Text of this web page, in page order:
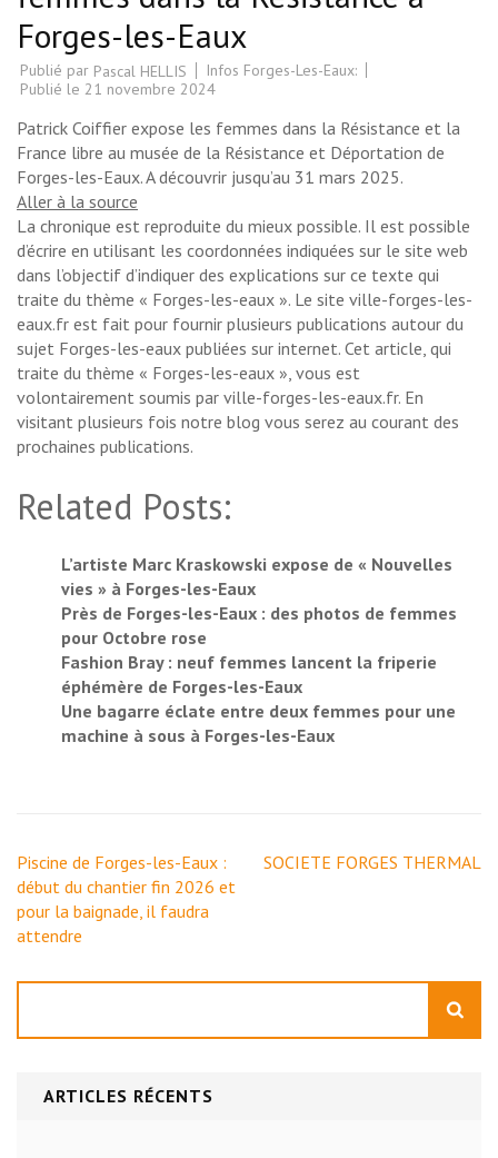
Forges-les-Eaux
Publié par Pascal HELLIS
Infos Forges-Les-Eaux:
Publié le 21 novembre 2024
Patrick Coiffier expose les femmes dans la Résistance et la
France libre au musée de la Résistance et Déportation de
Forges-les-Eaux. A découvrir jusqu’au 31 mars 2025.
Aller à la source
La chronique est reproduite du mieux possible. Il est possible
d’écrire en utilisant les coordonnées indiquées sur le site web
dans l’objectif d’indiquer des explications sur ce texte qui
traite du thème « Forges-les-eaux ». Le site ville-forges-les-
eaux.fr est fait pour fournir plusieurs publications autour du
sujet Forges-les-eaux publiées sur internet. Cet article, qui
traite du thème « Forges-les-eaux », vous est
volontairement soumis par ville-forges-les-eaux.fr. En
visitant plusieurs fois notre blog vous serez au courant des
prochaines publications.
Related Posts:
L’artiste Marc Kraskowski expose de « Nouvelles
vies » à Forges-les-Eaux
Près de Forges-les-Eaux : des photos de femmes
pour Octobre rose
Fashion Bray : neuf femmes lancent la friperie
éphémère de Forges-les-Eaux
Une bagarre éclate entre deux femmes pour une
machine à sous à Forges-les-Eaux
Navigation
de
l’article
Piscine de Forges-les-Eaux :
début du chantier fin 2026 et
pour la baignade, il faudra
attendre
SOCIETE FORGES THERMAL
ARTICLES RÉCENTS